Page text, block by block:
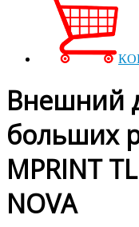
Внешний
больших
MPRINT
NOVA